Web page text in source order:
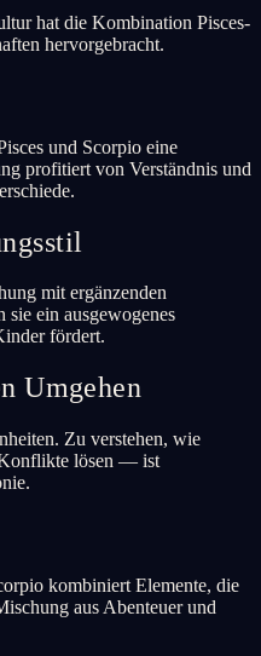
hat die Kombination Pisces-
hervorgebracht.
und Scorpio eine
profitiert von Verständnis und
mit ergänzenden
sie ein ausgewogenes
fördert.
Umgehen
Zu verstehen, wie
lösen — ist
kombiniert Elemente, die
aus Abenteuer und